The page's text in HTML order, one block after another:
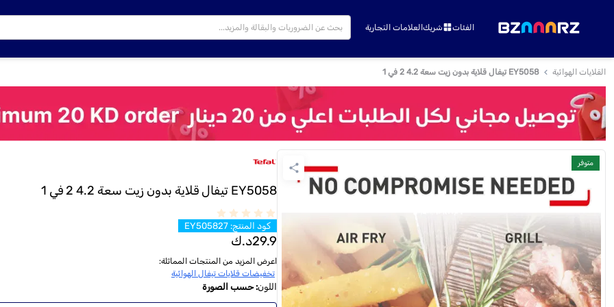
الفئات شريكالعلامات التجارية
القلايات الهوائية EY5058 تيفال قلاية بدون زيت سعة 4.2 2 في 1
متوفر
EY5058 تيفال قلاية بدون زيت سعة 4.2 2 في 1
كود المنتج:
EY505827
29.9د.ك
اعرض المزيد من المنتجات المماثلة:
تخفيضات قلايات تيفال الهوائية
اللون:حسب الصورة